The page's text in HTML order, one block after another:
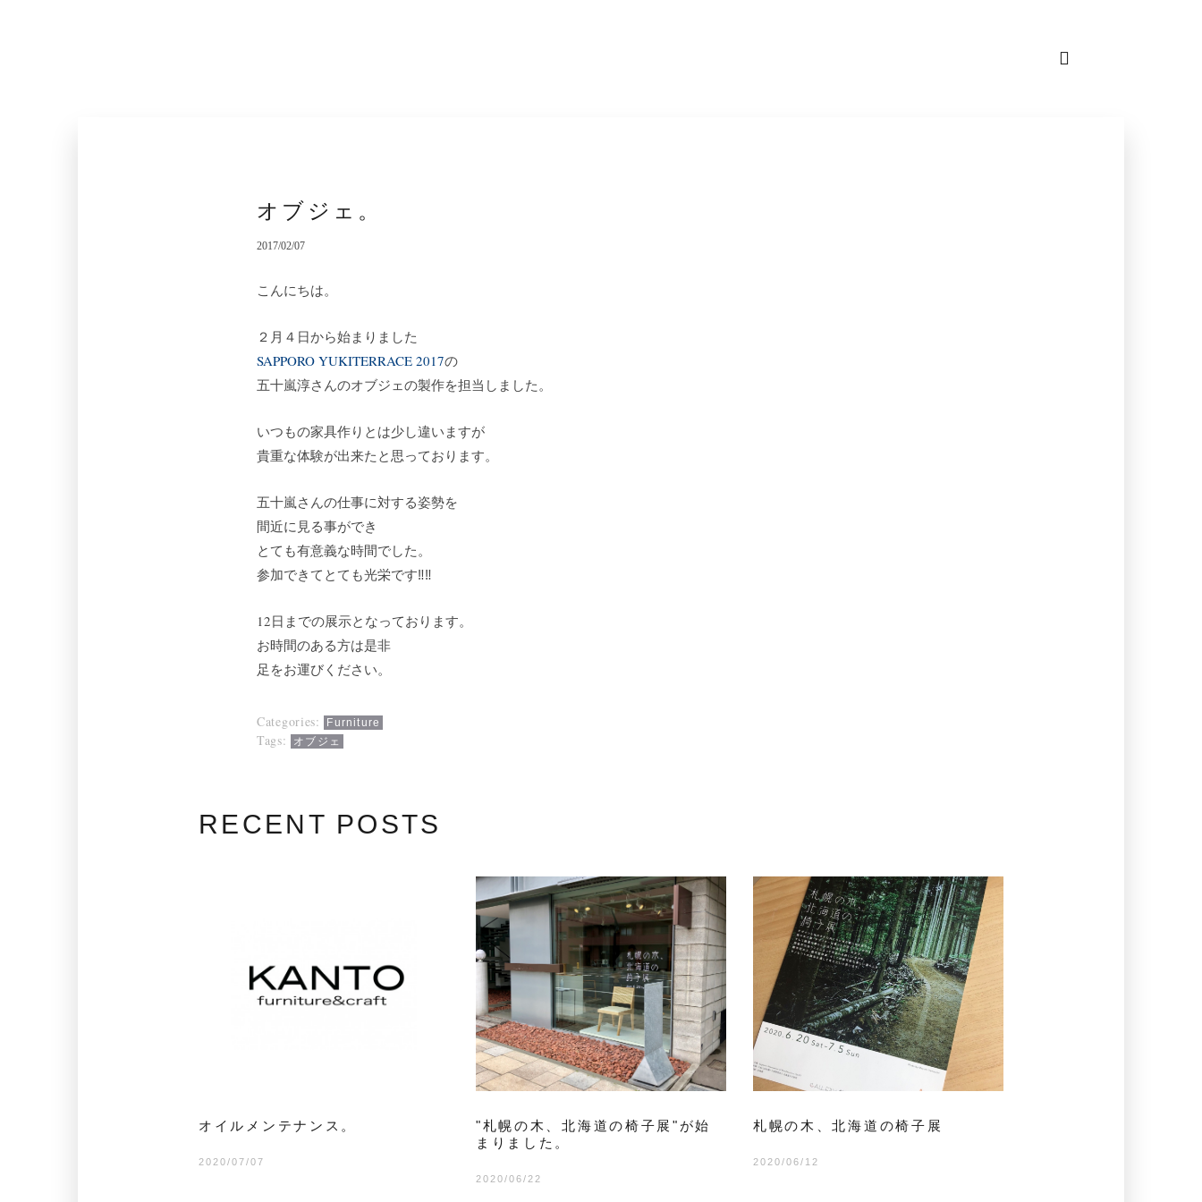
オブジェ。
2017/02/07
こんにちは。
２月４日から始まりました
SAPPORO YUKITERRACE 2017の
五十嵐淳さんのオブジェの製作を担当しました。
いつもの家具作りとは少し違いますが
貴重な体験が出来たと思っております。
五十嵐さんの仕事に対する姿勢を
間近に見る事ができ
とても有意義な時間でした。
参加できてとても光栄です‼︎‼︎
12日までの展示となっております。
お時間のある方は是非
足をお運びください。
Categories: Furniture
Tags: オブジェ
RECENT POSTS
オイルメンテナンス。
2020/07/07
"札幌の木、北海道の椅子展"が始
まりました。
2020/06/22
札幌の木、北海道の椅子展
2020/06/12